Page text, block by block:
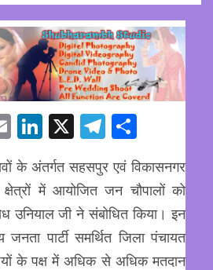
EmailLinkedIn
X Telegram
के अंतर्गत सहसपुर एवं विकासनगर
क्षेत्रों में आयोजित जन चौपालों को
उनियाल जी ने संबोधित किया। इन
जनता पार्टी समर्थित जिला पंचायत
के पक्ष में अधिक से अधिक मतदान